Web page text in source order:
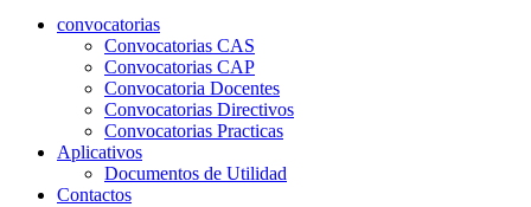
convocatorias
Convocatorias CAS
Convocatorias CAP
Convocatoria Docentes
Convocatorias Directivos
Convocatorias Practicas
Aplicativos
Documentos de Utilidad
Contactos